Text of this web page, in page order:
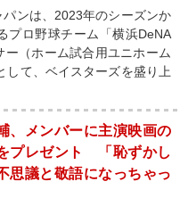
ンは、2023年のシーズンか
プロ野球チーム「横浜DeNA
（ホーム試合用ユニホーム
て、ベイスターズを盛り上
、メンバーに主演映画の
プレゼント 「恥ずかし
思議と敬語になっちゃっ